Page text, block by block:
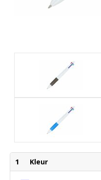
1 Kleur